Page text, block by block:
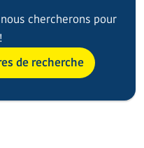
chercherons pour
de recherche